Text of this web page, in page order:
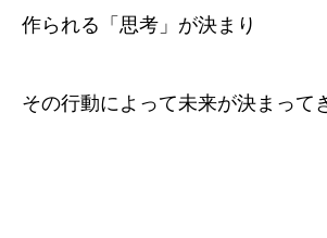
作られる「思考」が決まり
その行動によって未来が決まって